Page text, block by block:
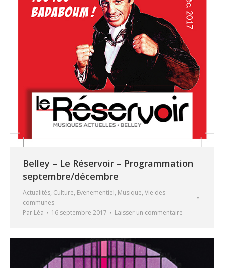
Belley – Le Réservoir – Programmation
septembre/décembre
Actualités, Culture, Evenementiel, Musique, Vie des
communes
Par Léa 16 septembre 2017 Laisser un commentaire